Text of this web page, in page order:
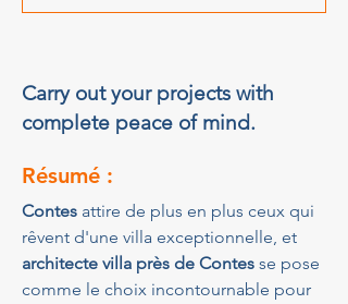
Carry out your projects with
complete peace of mind.
Résumé :
Contes attire de plus en plus ceux qui
rêvent d'une villa exceptionnelle, et
architecte villa près de Contes se pose
comme le choix incontournable pour